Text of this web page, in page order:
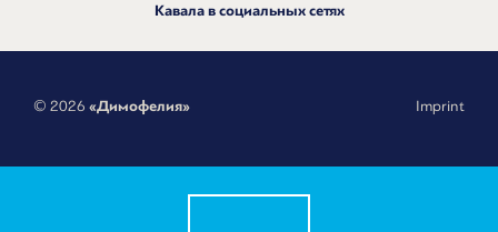
Кавала в социальных сетях
© 2026 «Димофелия» Imprint